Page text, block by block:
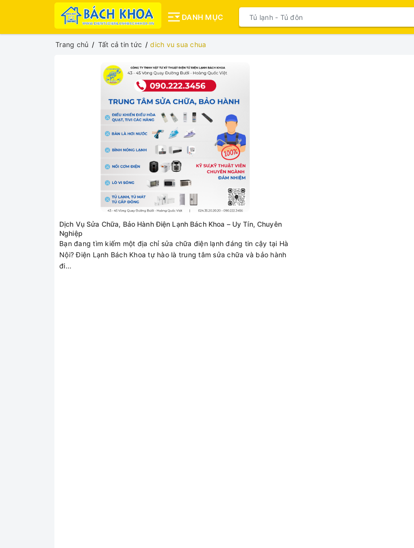
DANH MỤC
Trang chủ Tất cả tin tức dich vu sua chua
Dịch Vụ Sửa Chữa, Bảo Hành Điện Lạnh Bách Khoa – Uy Tín, Chuyên
Nghiệp
Bạn đang tìm kiếm một địa chỉ sửa chữa điện lạnh đáng tin cậy tại Hà
Nội? Điện Lạnh Bách Khoa tự hào là trung tâm sửa chữa và bảo hành
đi...